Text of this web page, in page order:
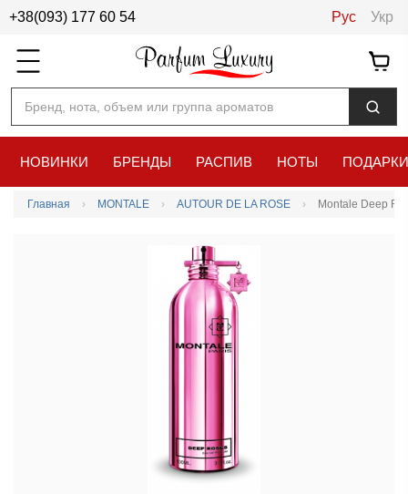
+38(093) 177 60 54 Рус Укр
Бренд, нота, объем или группа ароматов
НОВИНКИ БРЕНДЫ РАСПИВ НОТЫ ПОДАРКИ
Главная MONTALE AUTOUR DE LA ROSE Montale Deep